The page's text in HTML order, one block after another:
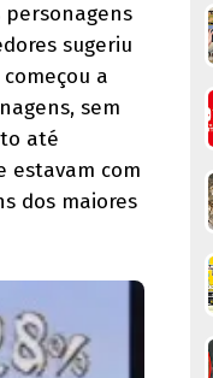
sugeriu
a
sem
até
estavam com
dos maiores